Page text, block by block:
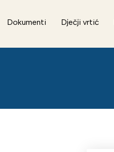
Dokumenti Dječji vrtić